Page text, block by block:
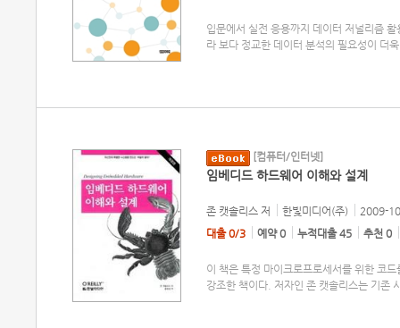
입문에서 실전 응용까지 데이터 저널리즘
라 보다 정교한 데이터 분석의 필요성이 더
[컴퓨터/인터넷]
임베디드 하드웨어 이해와 설계
존 캣솔리스 저 한빛미디어(주)
2009-
대출 0/3
예약 0 누적대출 45 추천 0
이 책은 특정 마이크로프로세서를 위한 코
강조한 책이다. 저자인 존 캣솔리스는 기존